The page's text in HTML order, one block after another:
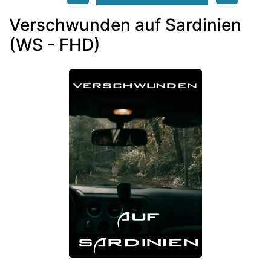
Verschwunden auf Sardinien
(WS - FHD)